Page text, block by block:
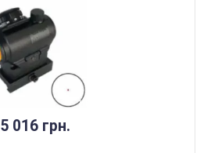
5 016 грн.
НЕМАЄ В НАЯВНОСТІ